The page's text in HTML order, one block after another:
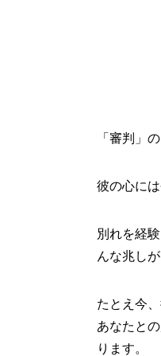
「審判」
彼の心に
別れを経
んな兆し
たとえ今
あなたと
ります。